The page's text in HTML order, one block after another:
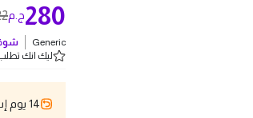
280ج.م
Generic
ليك انك تطلب 1
14 يوم إسترجاع